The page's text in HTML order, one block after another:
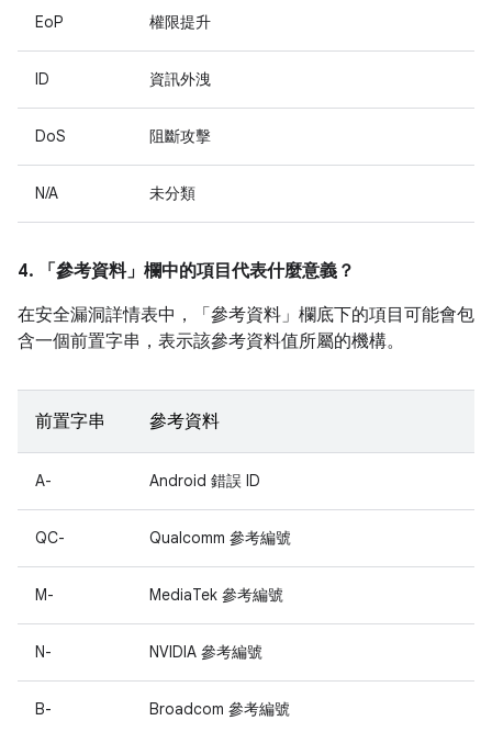
EoP 權限提升
ID 資訊外洩
DoS 阻斷攻擊
N/A 未分類
4. 「參考資料」 欄中的項目代表什麼意義？
在安全漏洞詳情表中，「參考資料」 欄底下的項目可能會包
含一個前置字串，表示該參考資料值所屬的機構。
前置字串 參考資料
A- Android 錯誤 ID
QC- Qualcomm 參考編號
M- MediaTek 參考編號
N- NVIDIA 參考編號
B- Broadcom 參考編號